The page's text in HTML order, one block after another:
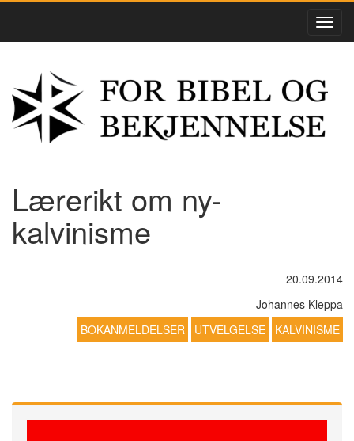
Lærerikt om ny-
kalvinisme
20.09.2014
Johannes Kleppa
BOKANMELDELSER
UTVELGELSE KALVINISME